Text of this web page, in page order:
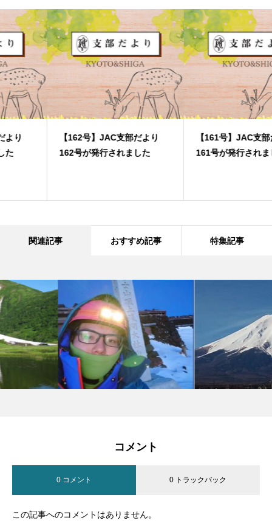
【162号】JAC支部だより
162号が発行されました
【161号】JAC支部だより
161号が発行されました
関連記事 おすすめ記事 特集記事
コメント
0 コメント 0 トラックバック
この記事へのコメントはありません。